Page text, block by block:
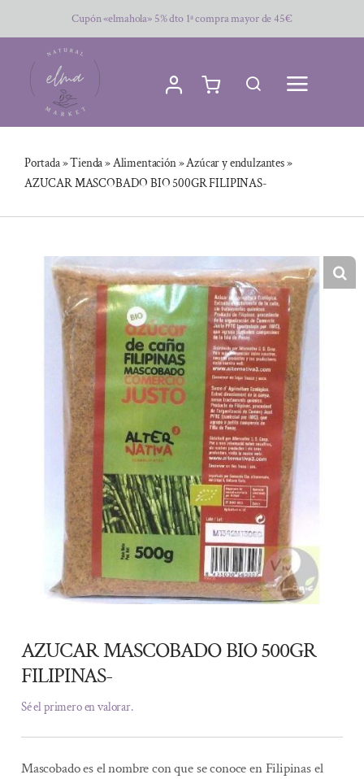
al
contenido
Cupón «elmahola» 5% dto 1ª compra mayor de 45€
Portada»Tienda»Alimentación»Azúcar y endulzantes»
AZUCAR MASCOBADO BIO 500GR FILIPINAS-
AZUCAR MASCOBADO BIO 500GR
FILIPINAS-
Sé el primero en valorar.
Mascobado es el nombre con que se conoce en Filipinas el